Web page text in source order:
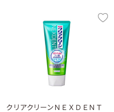
クリアクリーンＮＥＸＤＥＮＴ